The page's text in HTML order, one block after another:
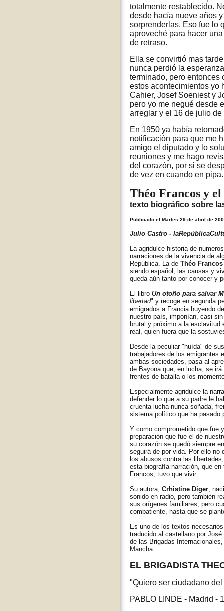
totalmente restablecido.
desde hacía nueve años
sorprenderlas. Eso fue lo
aproveché para hacer
de retraso.
Ella se convirtió mas
nunca perdió la
terminado, pero entonces
estos acontecimientos yo
Cahier, Josef Soeniest y
pero yo me negué desde
arreglar y el 16 de julio
En 1950 ya había
notificación para que me
amigo el diputado y lo
reuniones y me hago
del corazón, por si se
de vez en cuando en
Théo Francos y
texto biográfico sobre
Publicado el Martes 29 de abril de
Julio Castro -
La agridulce historia de
narraciones de la vivencia de
República. La de Théo
siendo español, las causas y
queda aún tanto por conocer y
El libro Un otoño para salvar
libertad" y recoge en segunda
emigrados a Francia huyendo
nuestro país, imponían, casi
brutal y próximo a la
real, quien fuera que la
Desde la peculiar "huída" de
trabajadores de los emigrantes
ambas sociedades, pasa al
de Bayona que, en lucha, se
frentes de batalla o los
Especialmente agridulce la
defender lo que a su padre le
cruenta lucha nunca soñada,
sistema político que ha pasado
Y como comprometido que fue
preparación que fue el de
su corazón se quedó siempre
seguirá de por vida. Por ello no
los abusos contra las
esta biografía-narración, que
Francos, tuvo que vivir.
Su autora, Crhistine Diger,
sonido en radio, pero también
sus orígenes familiares, pero
combatiente, hasta que se
Es uno de los textos
traducido al castellano por
de las Brigadas
Mancha.
EL BRIGADISTA
"Quiero ser ciudadano
PABLO LINDE - Madrid -